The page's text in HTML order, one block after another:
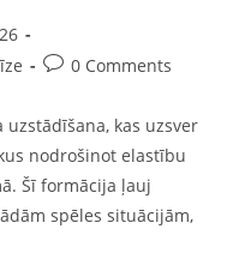
Post0 Comments
kas uzsver
nodrošinot elastību
Šī formācija ļauj
spēles situācijām,